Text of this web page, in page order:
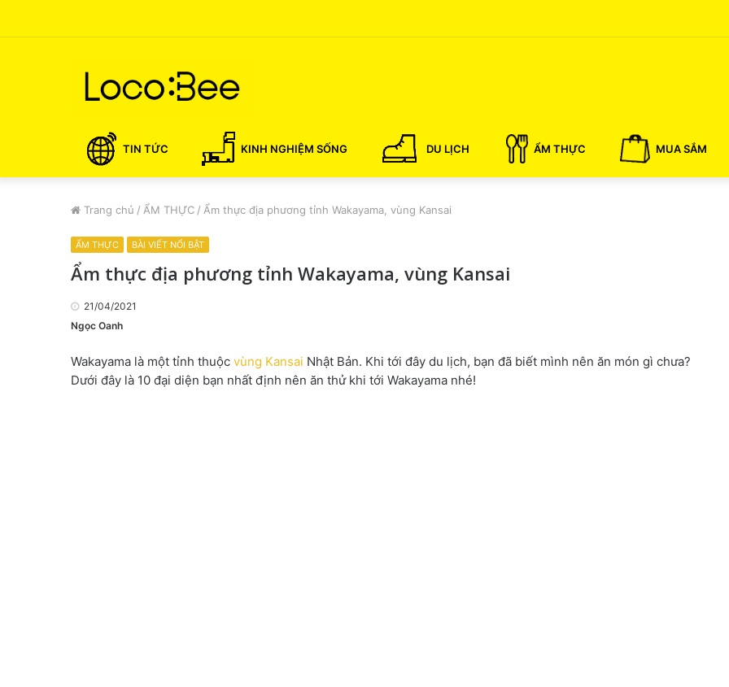
TIN TỨC KINH NGHIỆM SỐNG DU LỊCH ẨM THỰC MUA SẮM
Trang chủ / ẨM THỰC / Ẩm thực địa phương tỉnh Wakayama, vùng Kansai
ẨM THỰC BÀI VIẾT NỔI BẬT
Ẩm thực địa phương tỉnh Wakayama, vùng Kansai
21/04/2021
Ngọc Oanh
Wakayama là một tỉnh thuộc vùng Kansai Nhật Bản. Khi tới đây du lịch, bạn đã biết mình nên ăn món gì chưa?
Dưới đây là 10 đại diện bạn nhất định nên ăn thử khi tới Wakayama nhé!